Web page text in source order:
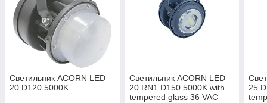
Светильник ACORN LED
20 D120 5000K
Светильник ACORN LED
20 RN1 D150 5000K with
tempered glass 36 VAC
25